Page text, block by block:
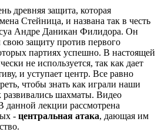
древняя защита, которая
Стейница, и названа так в честь
Андре Даникан Филидора. Он
защиту против первого
партиях успешно. В настоящей
не используется, так как дает
и уступает центр. Все равно
чтобы знать как играли наши
шахматы. Видео
данной лекции рассмотрена
- центральная атака, дающая им